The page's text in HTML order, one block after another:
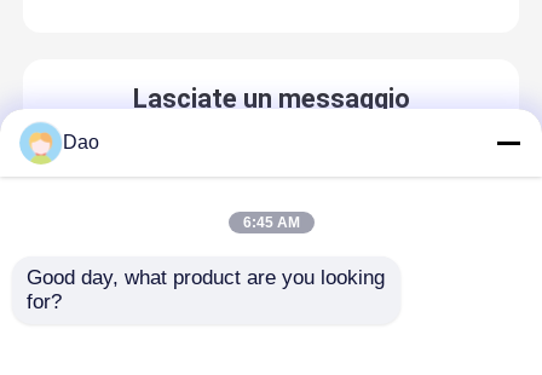
Lasciate un messaggio
Dao
6:45 AM
Good day, what product are you looking
for?